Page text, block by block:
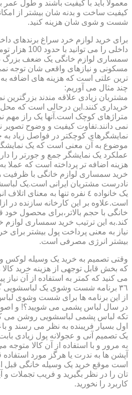
معمولا باید با کیفیت باشند و طول عمر
کیفیت ساخت و بدنه شان بیشتر از
شست و شوی شان هزینه کنید.
برای خرید لوازم خرد سراغ برندهای
داخلی را می
سمساری لوازم خانگی یک ضعف بزرگ
مسکونی و نیازهای واقعی شان توجه
ترین علتی است که هزینه های اضافه به
چند مثال می آوریم:
مشتریان زیادی علاقه مندند بزرگترین
خریداری کنند.این درحالی است که محل
متراژهای کوچک است.آنها یک راز مهم
نمی دانند.تفاوت کیفیت و وضوح
نمایشگرهای کوچکتر در فواصل زیاد
موضوع به آن معنی است که یک
عملکرد یک نمایشگر جمع و جورتر را
هزینه اضافه تر پرداخته است که عملا به
خرید سمساری لوازم خانگی با ظرفیت
یک خانواده ٤ نفره تنها به معنای
است.علاوه بر این کارخانه سازنده در
خانگی با حجم بالاتر،برای محصول
کند.به این ترتیب خرید سمساری لوازم
نیاز به معنی پرداخت پول بیشتر برای
بیشتر انرژی مصرفی است.
وقتی تصمیم به خرید یک وسیله لوکس و
که بخش قابل توجهی از هزینه خرید کالا
می کنید که کمتر به استفاده از آن نیاز
٣٦ برنامه شست وشوی یک لباسشویی
از این برنامه ها برای شست وشوی
در سال لباس پشمی می شویید؟! و
تکه لباس پشمی لباسشویی روشن می
اول بسیار فریبنده به نظر می رسند
یک تصمیم آنی و عجولانه پول زیادی
به مرور و با استفاده از آن کالا
آپشن ها به ندرت یا هرگز مورد استفاده
است موقع خرید یک وسیله خانگی قبل
تان را در نظر بگیرید و فریب تجملات
کاربرد را نخورید.